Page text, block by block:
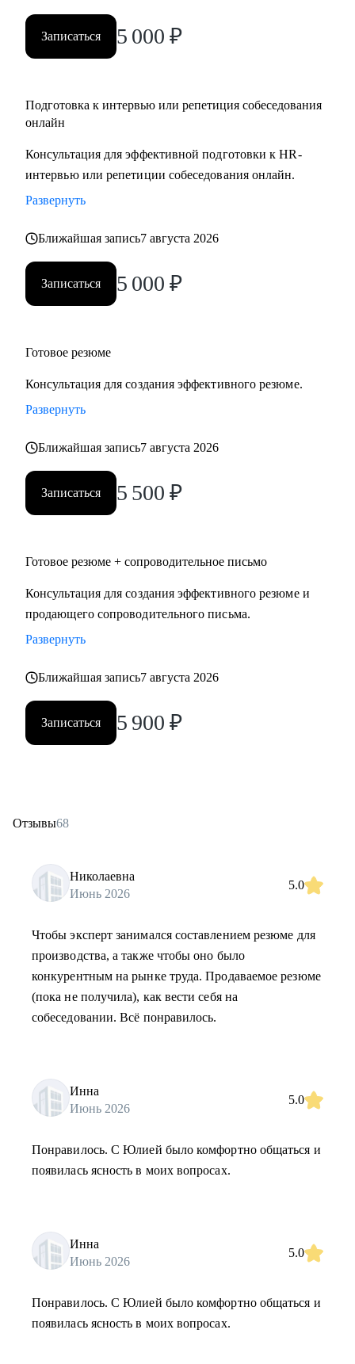
Записаться 5 000 ₽
Подготовка к интервью или репетиция собеседования
онлайн
Консультация для эффективной подготовки к HR-
интервью или репетиции собеседования онлайн.
Развернуть
Ближайшая запись7 августа 2026
Записаться 5 000 ₽
Готовое резюме
Консультация для создания эффективного резюме.
Развернуть
Ближайшая запись7 августа 2026
Записаться 5 500 ₽
Готовое резюме + сопроводительное письмо
Консультация для создания эффективного резюме и
продающего сопроводительного письма.
Развернуть
Ближайшая запись7 августа 2026
Записаться 5 900 ₽
Отзывы68
Николаевна
Июнь 2026
5.0
Чтобы эксперт занимался составлением резюме для
производства, а также чтобы оно было
конкурентным на рынке труда. Продаваемое резюме
(пока не получила), как вести себя на
собеседовании. Всё понравилось.
Инна
Июнь 2026
5.0
Понравилось. С Юлией было комфортно общаться и
появилась ясность в моих вопросах.
Инна
Июнь 2026
5.0
Понравилось. С Юлией было комфортно общаться и
появилась ясность в моих вопросах.